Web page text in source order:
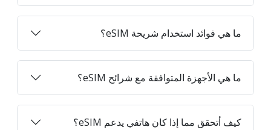
ما هي فوائد استخدام شريحة eSIM؟
ما هي الأجهزة المتوافقة مع شرائح eSIM؟
كيف أتحقق مما إذا كان هاتفي يدعم eSIM؟